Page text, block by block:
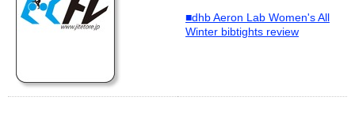
■dhb Aeron Lab Women's All
Winter bibtights review